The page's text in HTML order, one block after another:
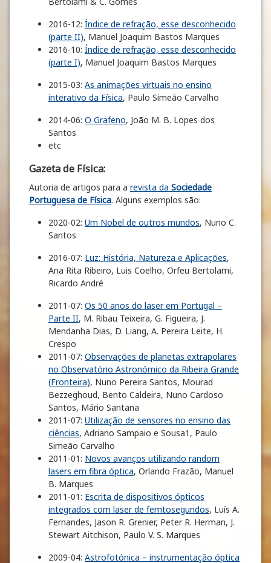
2016-12: Índice de refração, esse desconhecido
(parte II), Manuel Joaquim Bastos Marques
2016-10: Índice de refração, esse desconhecido
(parte I), Manuel Joaquim Bastos Marques
2015-03: As animações virtuais no ensino
interativo da Física, Paulo Simeão Carvalho
2014-06: O Grafeno, João M. B. Lopes dos
Santos
etc
Gazeta de Física:
Autoria de artigos para a revista da Sociedade
Portuguesa de Física. Alguns exemplos são:
2020-02: Um Nobel de outros mundos, Nuno C.
Santos
2016-07: Luz: História, Natureza e Aplicações,
Ana Rita Ribeiro, Luis Coelho, Orfeu Bertolami,
Ricardo André
2011-07: Os 50 anos do laser em Portugal –
Parte II, M. Ribau Teixeira, G. Figueira, J.
Mendanha Dias, D. Liang, A. Pereira Leite, H.
Crespo
2011-07: Observações de planetas extrapolares
no Observatório Astronómico da Ribeira Grande
(Fronteira), Nuno Pereira Santos, Mourad
Bezzeghoud, Bento Caldeira, Nuno Cardoso
Santos, Mário Santana
2011-07: Utilização de sensores no ensino das
ciências, Adriano Sampaio e Sousa1, Paulo
Simeão Carvalho
2011-01: Novos avanços utilizando random
lasers em fibra óptica, Orlando Frazão, Manuel
B. Marques
2011-01: Escrita de dispositivos ópticos
integrados com laser de femtosegundos, Luís A.
Fernandes, Jason R. Grenier, Peter R. Herman, J.
Stewart Aitchison, Paulo V. S. Marques
2009-04: Astrofotónica – instrumentação óptica